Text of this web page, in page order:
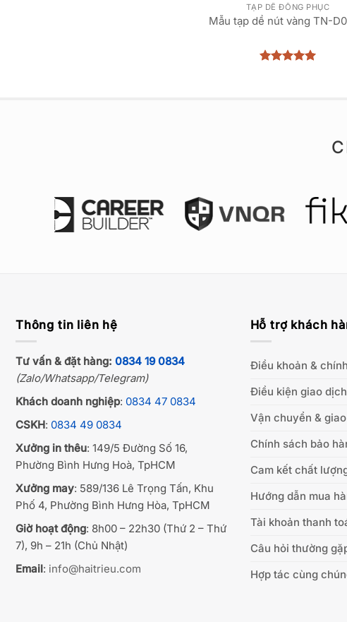
TẠP DỀ ĐỒNG PHỤC
Mẫu tạp dề nút vàng TN-
Thông tin liên hệ
Tư vấn & đặt hàng: 0834 19 0834
(Zalo/Whatsapp/Telegram)
Khách doanh nghiệp: 0834 47 0834
CSKH: 0834 49 0834
Xưởng in thêu: 149/5 Đường Số 16,
Phường Bình Hưng Hoà, TpHCM
Xưởng may: 589/136 Lê Trọng Tấn, Khu
Phố 4, Phường Bình Hưng Hòa, TpHCM
Giờ hoạt động: 8h00 – 22h30 (Thứ 2 – Thứ
7), 9h – 21h (Chủ Nhật)
Email: info@haitrieu.com
Hỗ trợ khách
Điều khoản &
Điều kiện giao
Vận chuyển &
Chính sách bảo
Cam kết chất
Hướng dẫn mua
Tài khoản thanh
Câu hỏi thường
Hợp tác cùng